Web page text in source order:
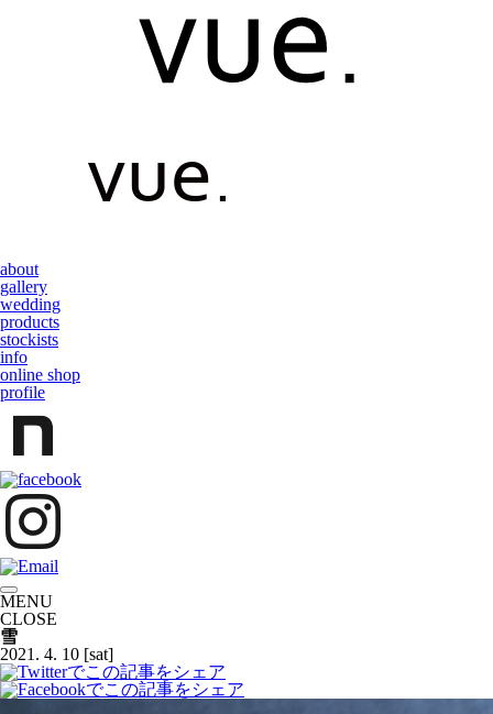
about
gallery
wedding
products
stockists
info
online shop
profile
MENU
CLOSE
雪
2021. 4. 10 [sat]